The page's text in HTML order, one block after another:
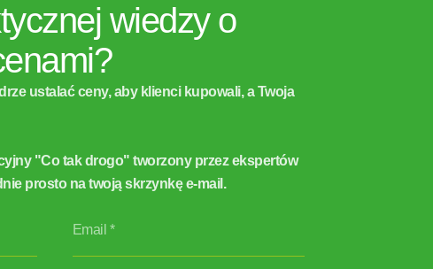
wiedzy o
ustalać ceny, aby klienci kupowali, a Twoja
"Co tak drogo" tworzony przez ekspertów
prosto na twoją skrzynkę e-mail.